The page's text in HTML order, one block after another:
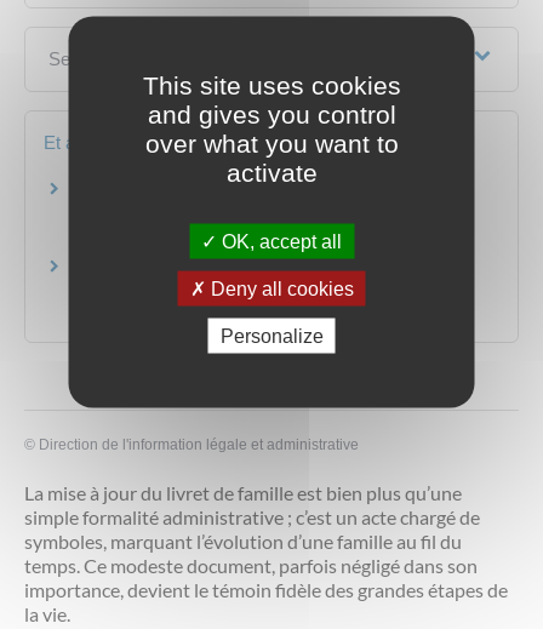
Services en ligne et formulaires
Et aussi
Loisirs - Sports - Culture
Saisir le juge des contentieux de la protection
(crédits, bail d'habitation)
© Direction de l'information légale et administrative
La mise à jour du livret de famille est bien plus qu’une
simple formalité administrative ; c’est un acte chargé de
symboles, marquant l’évolution d’une famille au fil du
temps. Ce modeste document, parfois négligé dans son
importance, devient le témoin fidèle des grandes étapes de
la vie.
This site uses cookies
and gives you control
over what you want to
activate
OK, accept all
Deny all cookies
Personalize